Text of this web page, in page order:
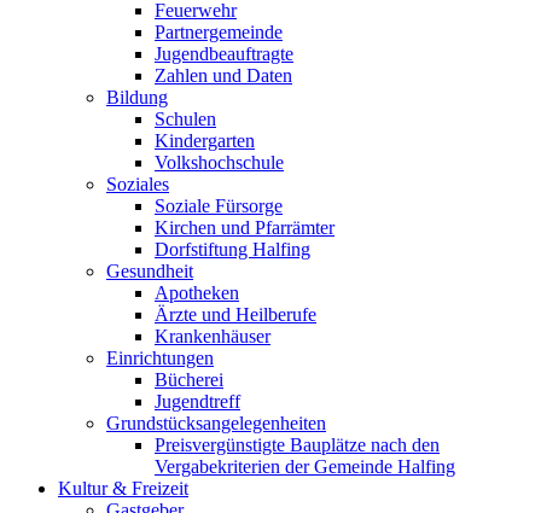
Feuerwehr
Partnergemeinde
Jugendbeauftragte
Zahlen und Daten
Bildung
Schulen
Kindergarten
Volkshochschule
Soziales
Soziale Fürsorge
Kirchen und Pfarrämter
Dorfstiftung Halfing
Gesundheit
Apotheken
Ärzte und Heilberufe
Krankenhäuser
Einrichtungen
Bücherei
Jugendtreff
Grundstücksangelegenheiten
Preisvergünstigte Bauplätze nach den
Vergabekriterien der Gemeinde Halfing
Kultur & Freizeit